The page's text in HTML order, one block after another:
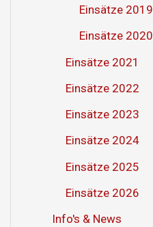
Einsätze 2019
Einsätze 2020
Einsätze 2021
Einsätze 2022
Einsätze 2023
Einsätze 2024
Einsätze 2025
Einsätze 2026
Info's & News